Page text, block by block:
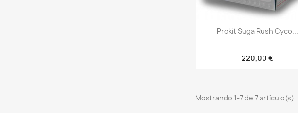
Vista rápida
Prokit Suga Rush Cyco...
220,00 €
Mostrando 1-7 de 7 artículo(s)